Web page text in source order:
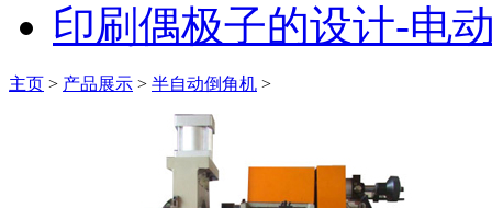
印刷偶极子的设计-电
主页 > 产品展示 > 半自动倒角机 >